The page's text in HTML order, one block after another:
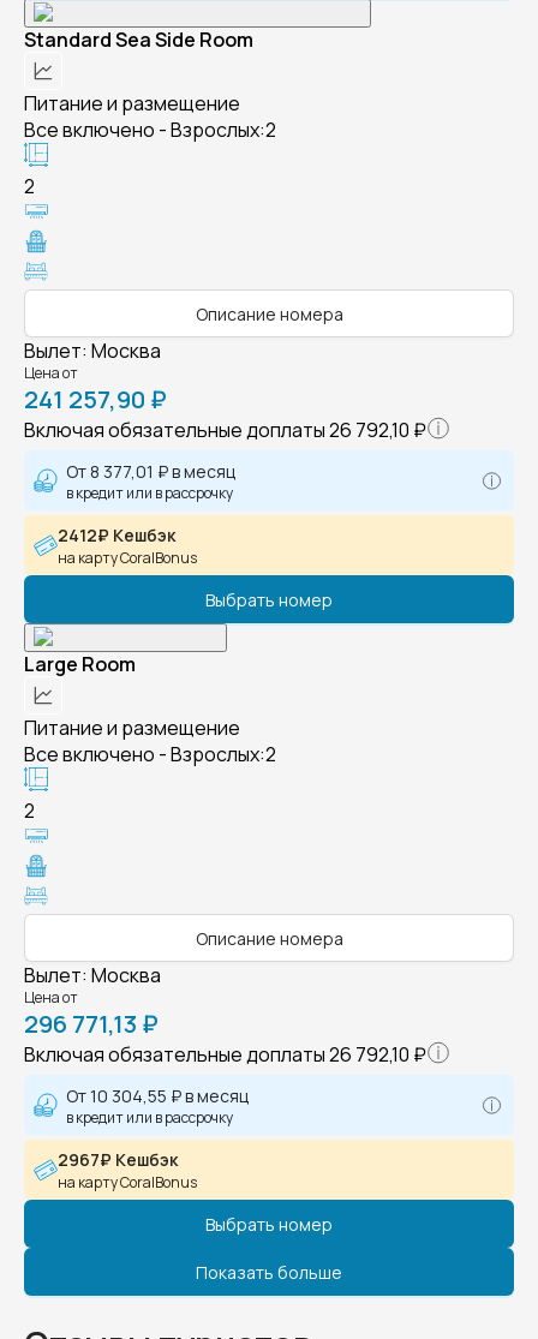
Standard Sea Side Room
Питание и размещение
Все включено - Взрослых:2
2
Описание номера
Вылет: Москва
Цена от
241 257,90 ₽
Включая обязательные доплаты26 792,10 ₽
От 8 377,01 ₽в месяц
в кредит или в рассрочку
2412₽ Кешбэк
на карту CoralBonus
Выбрать номер
Large Room
Питание и размещение
Все включено - Взрослых:2
2
Описание номера
Вылет: Москва
Цена от
296 771,13 ₽
Включая обязательные доплаты26 792,10 ₽
От10 304,55 ₽в месяц
в кредит или в рассрочку
2967₽ Кешбэк
на карту CoralBonus
Выбрать номер
Показать больше